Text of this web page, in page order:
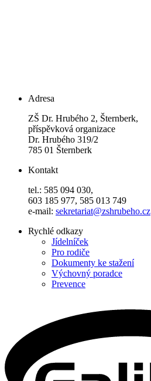
Adresa
ZŠ Dr. Hrubého 2, Šternberk,
příspěvková organizace
Dr. Hrubého 319/2
785 01 Šternberk
Kontakt
tel.: 585 094 030,
603 185 977, 585 013 749
e-mail: sekretariat@zshrubeho.cz
Rychlé odkazy
Jídelníček
Pro rodiče
Dokumenty ke stažení
Výchovný poradce
Prevence